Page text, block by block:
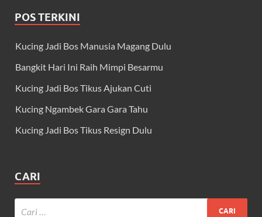
POS TERKINI
Kucing Jadi Bos Manusia Magang Dulu
Bangkit Hari Ini Raih Mimpi Besarmu
Kucing Jadi Bos Tikus Ajukan Cuti
Kucing Ngambek Gara Gara Tahu
Kucing Jadi Bos Tikus Resign Dulu
CARI